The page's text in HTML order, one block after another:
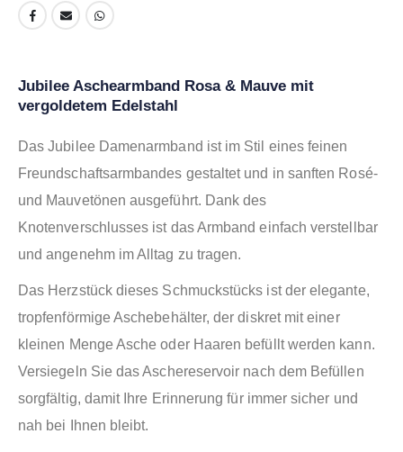
Jubilee Aschearmband Rosa & Mauve mit
vergoldetem Edelstahl
Das Jubilee Damenarmband ist im Stil eines feinen
Freundschaftsarmbandes gestaltet und in sanften Rosé-
und Mauvetönen ausgeführt. Dank des
Knotenverschlusses ist das Armband einfach verstellbar
und angenehm im Alltag zu tragen.
Das Herzstück dieses Schmuckstücks ist der elegante,
tropfenförmige Aschebehälter, der diskret mit einer
kleinen Menge Asche oder Haaren befüllt werden kann.
Versiegeln Sie das Aschereservoir nach dem Befüllen
sorgfältig, damit Ihre Erinnerung für immer sicher und
nah bei Ihnen bleibt.